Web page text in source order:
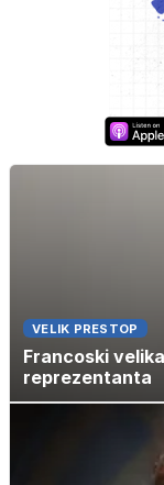
VELIK PRESTOP
Francoski
reprezentanta